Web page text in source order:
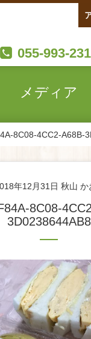
055-993-
メディア
8C08-4CC2-A68B-
年12月31日 秋山 か
3D0238644AB8